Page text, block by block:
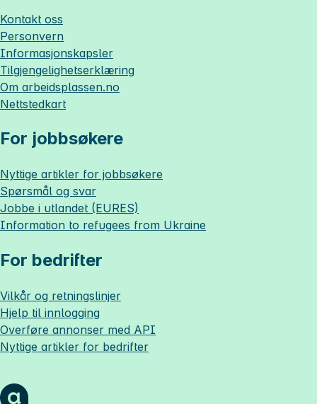
Kontakt oss
Personvern
Informasjonskapsler
Tilgjengelighetserklæring
Om arbeidsplassen.no
Nettstedkart
For jobbsøkere
Nyttige artikler for jobbsøkere
Spørsmål og svar
Jobbe i utlandet (EURES)
Information to refugees from Ukraine
For bedrifter
Vilkår og retningslinjer
Hjelp til innlogging
Overføre annonser med API
Nyttige artikler for bedrifter